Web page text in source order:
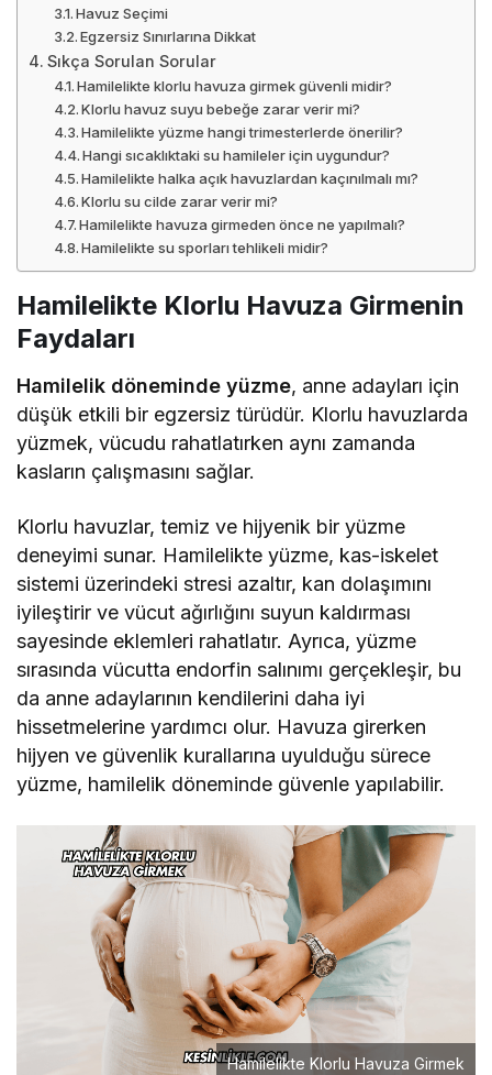
Havuz Seçimi
Egzersiz Sınırlarına Dikkat
Sıkça Sorulan Sorular
Hamilelikte klorlu havuza girmek güvenli midir?
Klorlu havuz suyu bebeğe zarar verir mi?
Hamilelikte yüzme hangi trimesterlerde önerilir?
Hangi sıcaklıktaki su hamileler için uygundur?
Hamilelikte halka açık havuzlardan kaçınılmalı mı?
Klorlu su cilde zarar verir mi?
Hamilelikte havuza girmeden önce ne yapılmalı?
Hamilelikte su sporları tehlikeli midir?
Hamilelikte Klorlu Havuza Girmenin
Faydaları
Hamilelik döneminde yüzme, anne adayları için
düşük etkili bir egzersiz türüdür. Klorlu havuzlarda
yüzmek, vücudu rahatlatırken aynı zamanda
kasların çalışmasını sağlar.
Klorlu havuzlar, temiz ve hijyenik bir yüzme
deneyimi sunar. Hamilelikte yüzme, kas-iskelet
sistemi üzerindeki stresi azaltır, kan dolaşımını
iyileştirir ve vücut ağırlığını suyun kaldırması
sayesinde eklemleri rahatlatır. Ayrıca, yüzme
sırasında vücutta endorfin salınımı gerçekleşir, bu
da anne adaylarının kendilerini daha iyi
hissetmelerine yardımcı olur. Havuza girerken
hijyen ve güvenlik kurallarına uyulduğu sürece
yüzme, hamilelik döneminde güvenle yapılabilir.
Hamilelikte Klorlu Havuza Girmek